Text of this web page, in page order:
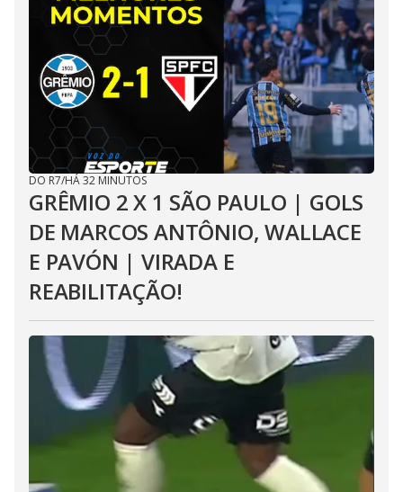
DO R7/HÁ 32 MINUTOS
GRÊMIO 2 X 1 SÃO PAULO | GOLS
DE MARCOS ANTÔNIO, WALLACE
E PAVÓN | VIRADA E
REABILITAÇÃO!